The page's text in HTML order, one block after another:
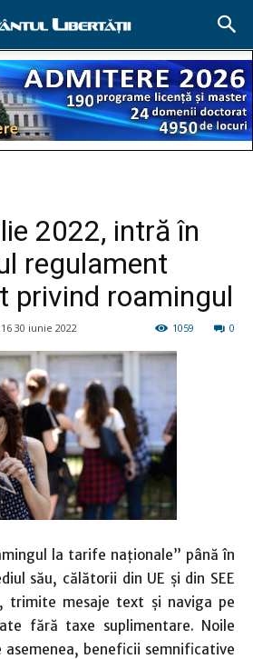
2022, intră în
regulament
privind roamingul
30 iunie 2022 0
1059
la tarife naționale” până în
său, călătorii din UE și din SEE
trimite mesaje text și naviga pe
fără taxe suplimentare. Noile
asemenea, beneficii semnificative